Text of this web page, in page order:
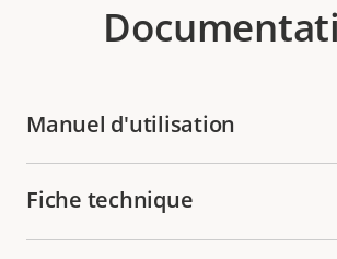
Manuel d'utilisation
Fiche technique